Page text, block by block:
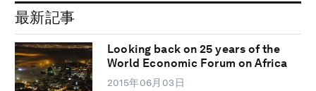
最新記事
Looking back on 25 years of the
World Economic Forum on Africa
2015年06月03日